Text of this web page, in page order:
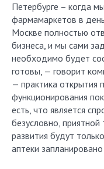
Петербурге – когда
фармамаркетов в
Москве полностью
бизнеса, и мы сами
необходимо будет
готовы, — говорит
— практика открытия
функционирования
есть, что является
безусловно,
развития будут
аптеки